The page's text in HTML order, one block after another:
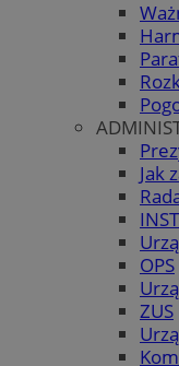
Jak
OPS
ZUS